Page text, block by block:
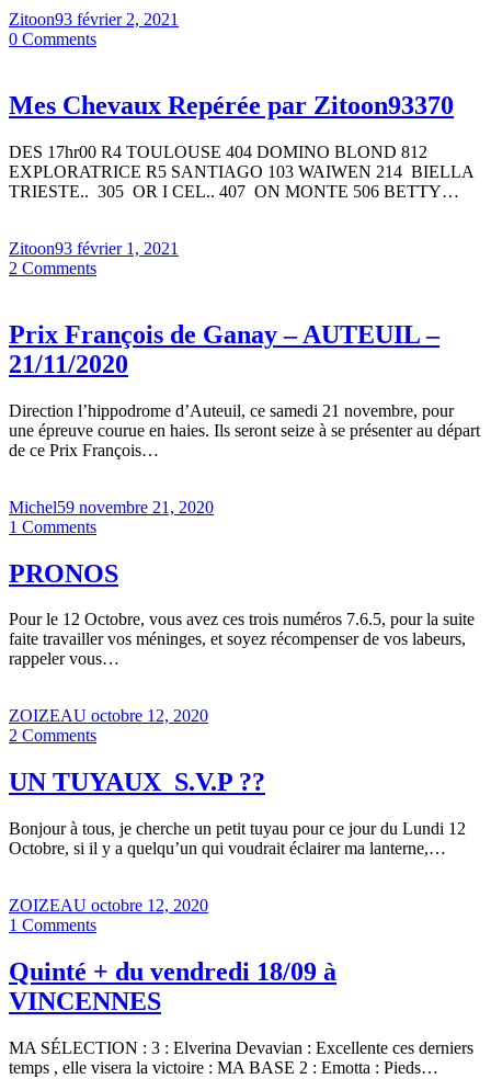
Zitoon93 février 2, 2021
0 Comments
Mes Chevaux Repérée par Zitoon93370
DES 17hr00 R4 TOULOUSE 404 DOMINO BLOND 812
EXPLORATRICE R5 SANTIAGO 103 WAIWEN 214 BIELLA
TRIESTE.. 305 OR I CEL.. 407 ON MONTE 506 BETTY…
Zitoon93 février 1, 2021
2 Comments
Prix François de Ganay – AUTEUIL –
21/11/2020
Direction l’hippodrome d’Auteuil, ce samedi 21 novembre, pour
une épreuve courue en haies. Ils seront seize à se présenter au départ
de ce Prix François…
Michel59 novembre 21, 2020
1 Comments
PRONOS
Pour le 12 Octobre, vous avez ces trois numéros 7.6.5, pour la suite
faite travailler vos méninges, et soyez récompenser de vos labeurs,
rappeler vous…
ZOIZEAU octobre 12, 2020
2 Comments
UN TUYAUX S.V.P ??
Bonjour à tous, je cherche un petit tuyau pour ce jour du Lundi 12
Octobre, si il y a quelqu’un qui voudrait éclairer ma lanterne,…
ZOIZEAU octobre 12, 2020
1 Comments
Quinté + du vendredi 18/09 à
VINCENNES
MA SÉLECTION : 3 : Elverina Devavian : Excellente ces derniers
temps , elle visera la victoire : MA BASE 2 : Emotta : Pieds…